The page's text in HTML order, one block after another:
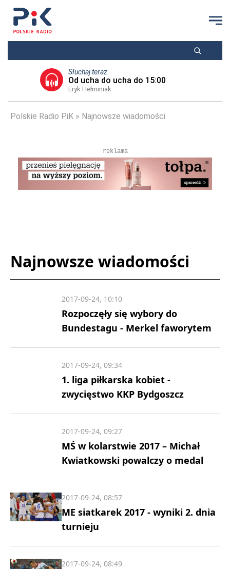
Słuchaj teraz
Od ucha do ucha do 15:00
Eryk Hełminiak
Polskie Radio PiK Najnowsze wiadomości
reklama
Najnowsze wiadomości
Rozpoczęły się wybory do
Bundestagu - Merkel faworytem
2017-09-24, 10:10
1. liga piłkarska kobiet -
zwycięstwo KKP Bydgoszcz
2017-09-24, 09:34
MŚ w kolarstwie 2017 – Michał
Kwiatkowski powalczy o medal
2017-09-24, 09:27
ME siatkarek 2017 - wyniki 2. dnia
turnieju
2017-09-24, 08:57
2017-09-24, 08:49